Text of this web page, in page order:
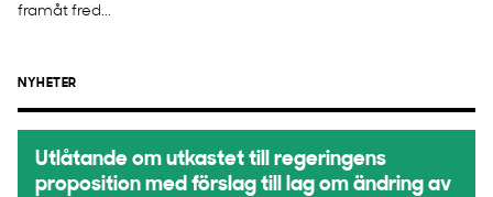
framåt fred...
NYHETER
Utlåtande om utkastet till regeringens
proposition med förslag till lag om ändring av